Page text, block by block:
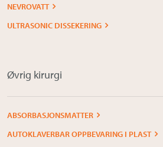
NEVROVATT
ULTRASONIC DISSEKERING
Øvrig kirurgi
ABSORBASJONSMATTER
AUTOKLAVERBAR OPPBEVARING I PLAST